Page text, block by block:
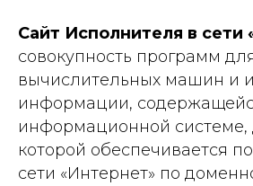
Сайт Исполнителя в сети
совокупность программ
вычислительных машин и
информации,
информационной системе,
которой обеспечивается
сети «Интернет» по